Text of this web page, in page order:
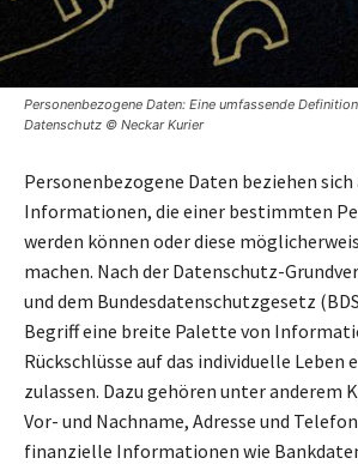
Personenbezogene Daten: Eine umfassende
Datenschutz © Neckar Kurier
Personenbezogene Daten beziehen
Informationen, die einer bestimmten
werden können oder diese
machen. Nach der Datenschutz-
und dem Bundesdatenschutzgesetz
Begriff eine breite Palette von
Rückschlüsse auf das individuelle Leben
zulassen. Dazu gehören unter anderem
Vor- und Nachname, Adresse und
finanzielle Informationen wie